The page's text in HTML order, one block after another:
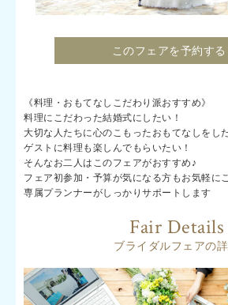
このフェアを予約す
《料理・おもてなしこだわり派おすすめ》
料理にこだわった結婚式にしたい！
大切な人たちに心のこもったおもてなしをし
ゲストに料理も楽しんでもらいたい！
そんなお二人はこのフェアがおすすめ♪
フェア初参加・予算が気になる方もお気軽に
専属プランナーがしっかりサポートします
Fair Details
ブライダルフェアの